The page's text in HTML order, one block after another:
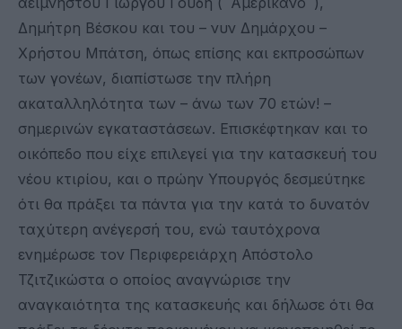
Δημήτρη Βέσκου και του – νυν Δημάρχου –
Χρήστου Μπάτση, όπως επίσης και εκπροσώπων
των γονέων, διαπίστωσε την πλήρη
ακαταλληλότητα των – άνω των 70 ετών! –
σημερινών εγκαταστάσεων. Επισκέφτηκαν και το
οικόπεδο που είχε επιλεγεί για την κατασκευή του
νέου κτιρίου, και ο πρώην Υπουργός δεσμεύτηκε
ότι θα πράξει τα πάντα για την κατά το δυνατόν
ταχύτερη ανέγερσή του, ενώ ταυτόχρονα
ενημέρωσε τον Περιφερειάρχη Απόστολο
Τζιτζικώστα ο οποίος αναγνώρισε την
αναγκαιότητα της κατασκευής και δήλωσε ότι θα